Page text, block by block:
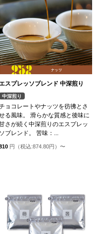
スプレッソブレンド 中深煎り
中深煎り
ョコレートやナッツを彷彿とさ
る風味。 滑らかな質感と後味に
さが続く中深煎りのエスプレッ
ソブレンド。 苦味：...
円（税込:874.80円）〜